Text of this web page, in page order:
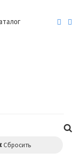
Сбросить